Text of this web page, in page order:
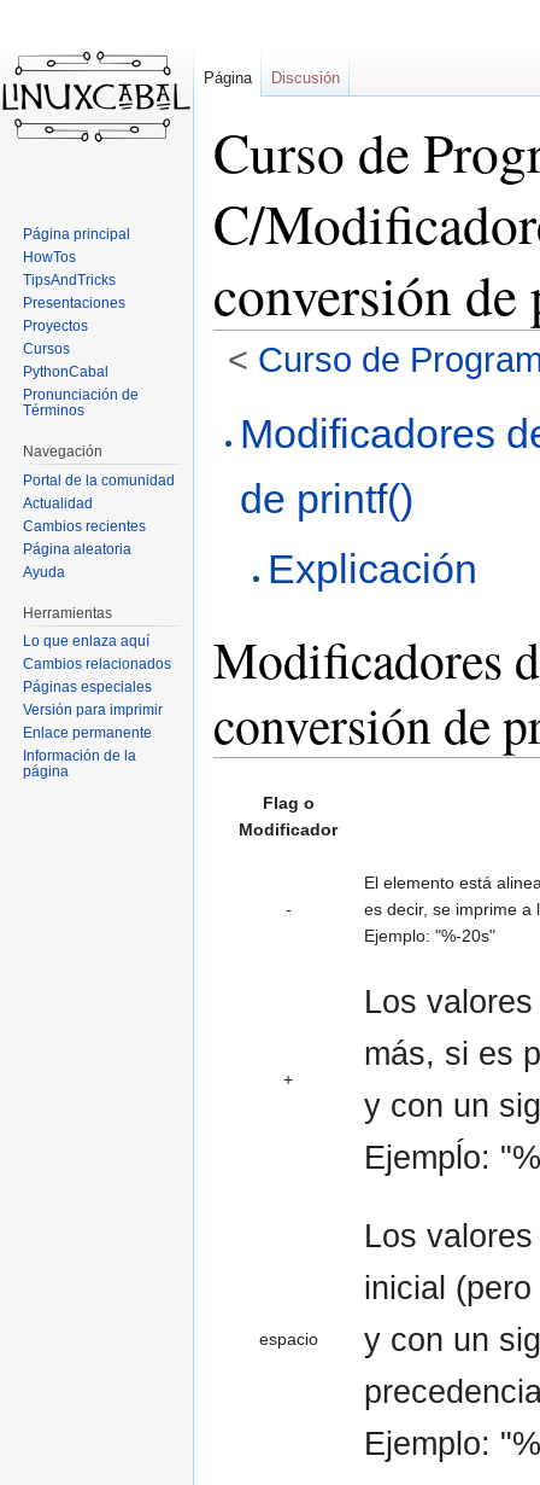
Curso de
C/
conversión
< Curso de
navegación
búsqueda
Modificadores
de printf()
Explicación
Modificadores
conversión de
Flag o
Modificador
-
El elemento está
es decir, se imprime a
Ejemplo: "%-20s"
+
Los
más, si es
y con un
Ejempĺo:
espacio
Los
inicial
y con un
Ejemplo:
Página Discusión
Página principal
HowTos
TipsAndTricks
Presentaciones
Proyectos
Cursos
PythonCabal
Pronunciación de
Términos
Navegación
Portal de la comunidad
Actualidad
Cambios recientes
Página aleatoria
Ayuda
Herramientas
Lo que enlaza aquí
Cambios relacionados
Páginas especiales
Versión para imprimir
Enlace permanente
Información de la
página